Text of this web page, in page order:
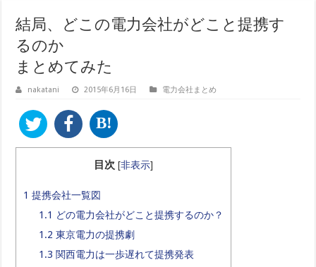
結局、どこの電力会社がどこと提携す
るのか
まとめてみた
nakatani 2015年6月16日 電力会社まとめ
B!
目次 [非表示]
1 提携会社一覧図
1.1 どの電力会社がどこと提携するのか？
1.2 東京電力の提携劇
1.3 関西電力は一歩遅れて提携発表